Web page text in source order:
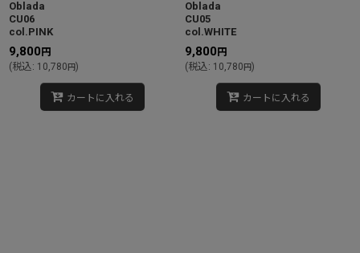
Oblada
CU06
col.PINK
9,800 円
(税込: 10,780円)
カートに入れる
Oblada
CU05
col.WHITE
9,800 円
(税込: 10,780円)
カートに入れる